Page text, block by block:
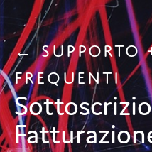
FREQUENTI